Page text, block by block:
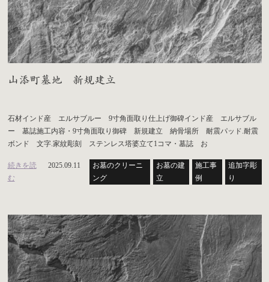
山添町墓地 新規建立
石材インド産 エルサブルー 9寸角面取り仕上げ御碑インド産 エルサブル
ー 墓誌施工内容・9寸角面取り御碑 新規建立 納骨場所 耐震パッド.耐震
ボンド 文字.家紋彫刻 ステンレス塔婆立て1コマ・墓誌 お
続きを読
む
2025.09.11
お墓のクリーニ
ング
お墓の建
立
施工事
例
追加字彫
り